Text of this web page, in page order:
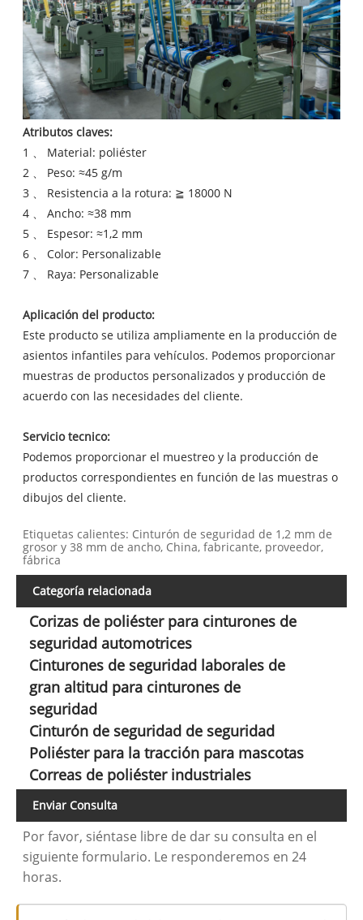
Atributos claves:
1 、 Material: poliéster
2 、 Peso: ≈45 g/m
3 、 Resistencia a la rotura: ≧ 18000 N
4 、 Ancho: ≈38 mm
5 、 Espesor: ≈1,2 mm
6 、 Color: Personalizable
7 、 Raya: Personalizable
Aplicación del producto:
Este producto se utiliza ampliamente en la producción de
asientos infantiles para vehículos. Podemos proporcionar
muestras de productos personalizados y producción de
acuerdo con las necesidades del cliente.
Servicio tecnico:
Podemos proporcionar el muestreo y la producción de
productos correspondientes en función de las muestras o
dibujos del cliente.
Etiquetas calientes: Cinturón de seguridad de 1,2 mm de
grosor y 38 mm de ancho, China, fabricante, proveedor,
fábrica
Categoría relacionada
Corizas de poliéster para cinturones de
seguridad automotrices
Cinturones de seguridad laborales de
gran altitud para cinturones de
seguridad
Cinturón de seguridad de seguridad
Poliéster para la tracción para mascotas
Correas de poliéster industriales
Enviar Consulta
Por favor, siéntase libre de dar su consulta en el
siguiente formulario. Le responderemos en 24
horas.